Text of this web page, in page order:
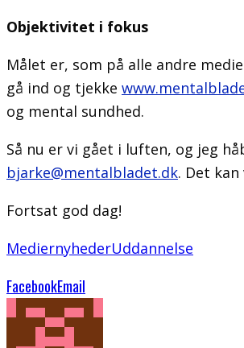
Objektivitet i fokus
Målet er, som på alle andre
gå ind og tjekke
og mental sundhed.
Så nu er vi gået i luften, og jeg
bjarke@mentalbladet.dk. Det
Fortsat god dag!
MediernyhederUddannelse
FacebookEmail